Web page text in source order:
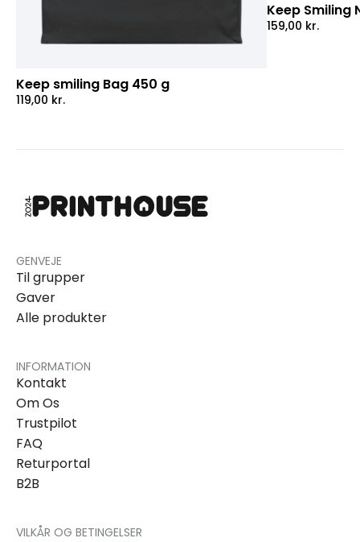
Keep smiling Bag 450 g
119,00 kr.
Keep Smiling
159,00 kr.
GENVEJE
Til grupper
Gaver
Alle produkter
INFORMATION
Kontakt
Om Os
Trustpilot
FAQ
Returportal
B2B
VILKÅR OG BETINGELSER